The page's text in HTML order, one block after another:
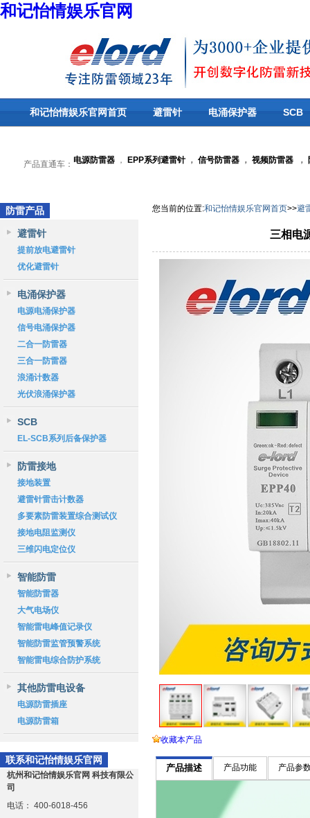
和记怡情娱乐官网
和记怡情娱乐官网首页 避雷针 电涌保护器 SCB
产品直通车： 电源防雷器 ， EPP系列避雷针， 信号防雷器 ， 视频防雷器 ，
防雷产品
避雷针
提前放电避雷针
优化避雷针
电涌保护器
电源电涌保护器
信号电涌保护器
二合一防雷器
三合一防雷器
浪涌计数器
光伏浪涌保护器
SCB
EL-SCB系列后备保护器
防雷接地
接地装置
避雷针雷击计数器
多要素防雷装置综合测试仪
接地电阻监测仪
三维闪电定位仪
智能防雷
智能防雷器
大气电场仪
智能雷电峰值记录仪
智能防雷监管预警系统
智能雷电综合防护系统
其他防雷电设备
电源防雷插座
电源防雷箱
联系和记怡情娱乐官网
杭州和记怡情娱乐官网 科技有限公
司
电话： 400-6018-456
您当前的位置:和记怡情娱乐官网首页>>避
三相电
收藏本产品
产品描述 产品功能 产品参